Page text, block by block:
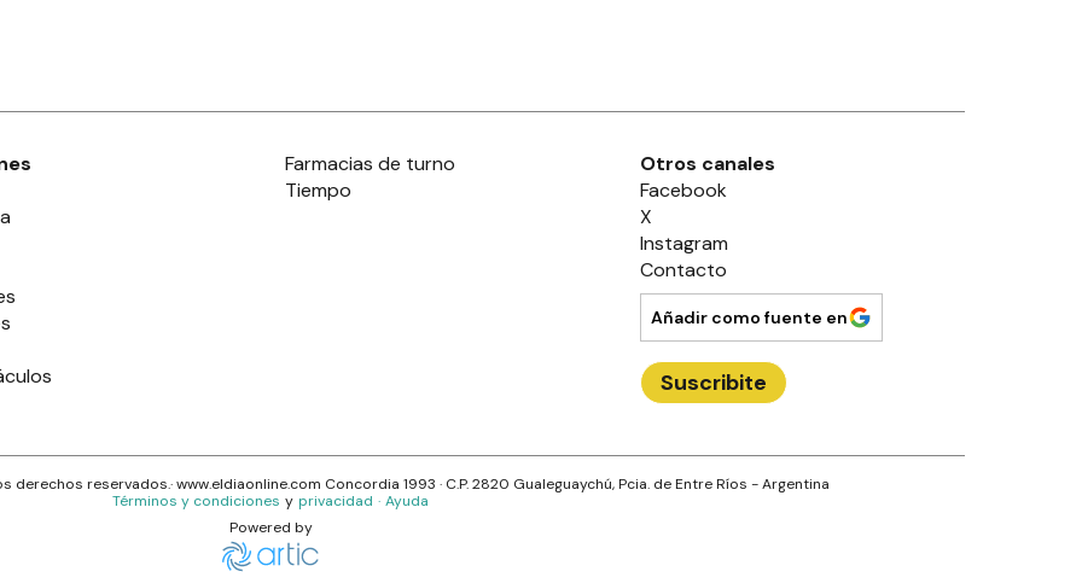
Farmacias de turno
Tiempo
Otros canales
Facebook
X
Instagram
Contacto
Añadir como fuente en
Suscribite
derechos reservados.· www.eldiaonline.com Concordia 1993 · C.P.2820 Gualeguaychú, Pcia. de Entre Ríos - Argentina
Términos y condiciones y privacidad · Ayuda
Powered by